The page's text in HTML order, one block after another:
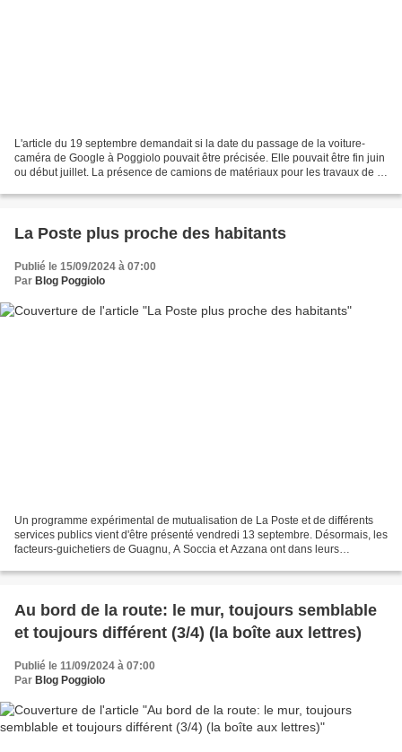
L'article du 19 septembre demandait si la date du passage de la voiture-
caméra de Google à Poggiolo pouvait être précisée. Elle pouvait être fin juin
ou début juillet. La présence de camions de matériaux pour les travaux de la
La Poste plus proche des habitants
Publié le 15/09/2024 à 07:00
Par Blog Poggiolo
Un programme expérimental de mutualisation de La Poste et de différents
services publics vient d'être présenté vendredi 13 septembre. Désormais, les
facteurs-guichetiers de Guagnu, A Soccia et Azzana ont dans leurs
Au bord de la route: le mur, toujours semblable
et toujours différent (3/4) (la boîte aux lettres)
Publié le 11/09/2024 à 07:00
Par Blog Poggiolo